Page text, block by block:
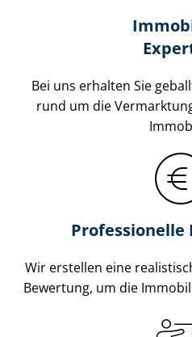
Bei uns erhalten Sie
rund um die
Professionelle
Wir erstellen eine
Bewertung, um die